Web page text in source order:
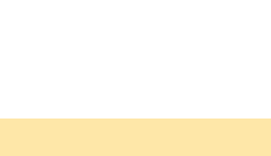
l'avenir